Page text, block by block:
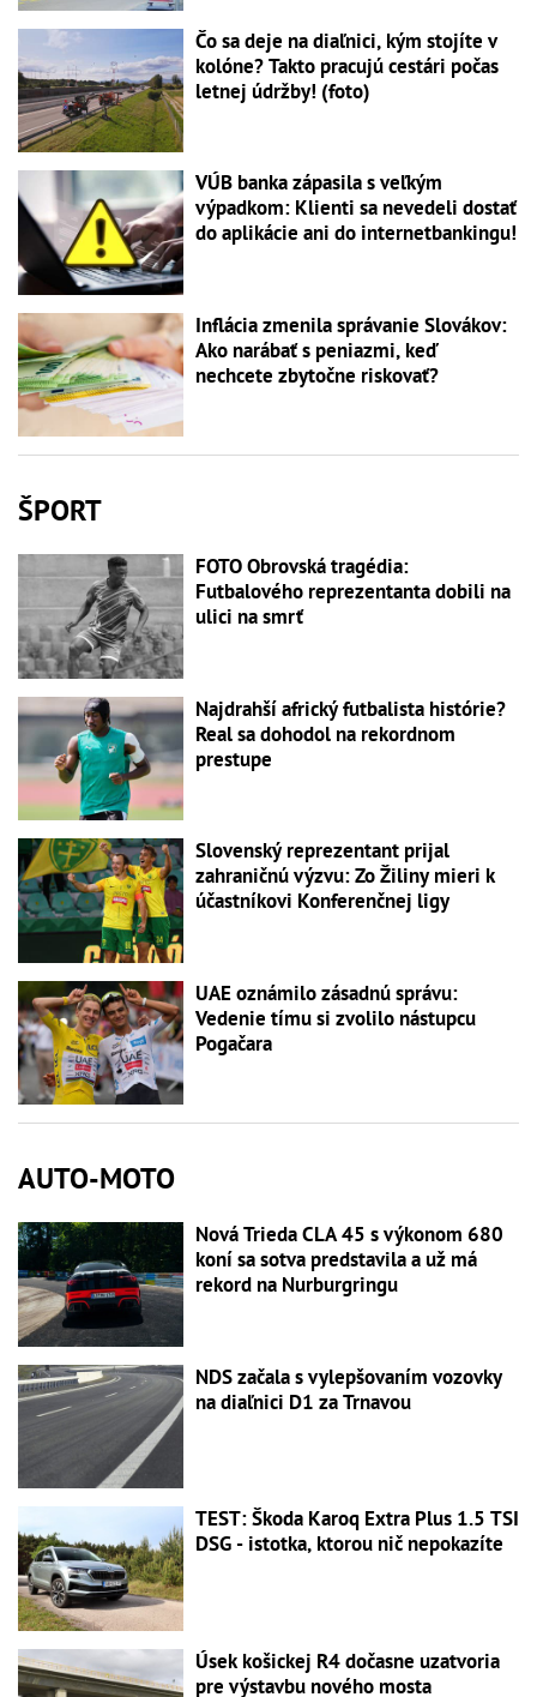
Čo sa deje na diaľnici, kým stojíte v
kolóne? Takto pracujú cestári počas
letnej údržby! (foto)
VÚB banka zápasila s veľkým
výpadkom: Klienti sa nevedeli dostať
do aplikácie ani do internetbankingu!
Inflácia zmenila správanie Slovákov:
Ako narábať s peniazmi, keď
nechcete zbytočne riskovať?
ŠPORT
FOTO Obrovská tragédia:
Futbalového reprezentanta dobili na
ulici na smrť
Najdrahší africký futbalista histórie?
Real sa dohodol na rekordnom
prestupe
Slovenský reprezentant prijal
zahraničnú výzvu: Zo Žiliny mieri k
účastníkovi Konferenčnej ligy
UAE oznámilo zásadnú správu:
Vedenie tímu si zvolilo nástupcu
Pogačara
AUTO-MOTO
Nová Trieda CLA 45 s výkonom 680
koní sa sotva predstavila a už má
rekord na Nurburgringu
NDS začala s vylepšovaním vozovky
na diaľnici D1 za Trnavou
TEST: Škoda Karoq Extra Plus 1.5 TSI
DSG - istotka, ktorou nič nepokazíte
Úsek košickej R4 dočasne uzatvoria
pre výstavbu nového mosta